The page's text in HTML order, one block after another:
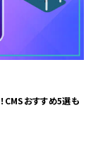
CMSおすすめ5選も